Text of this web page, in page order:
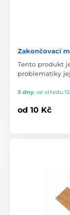
Zakončovací
Tento produkt
problematiky
3 dny, ve středu
od 10 Kč